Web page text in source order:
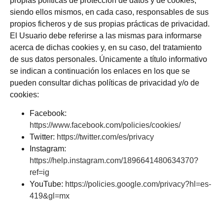
siendo ellos mismos, en cada caso, responsables de sus
propios ficheros y de sus propias prácticas de privacidad.
El Usuario debe referirse a las mismas para informarse
acerca de dichas cookies y, en su caso, del tratamiento
de sus datos personales. Únicamente a título informativo
se indican a continuación los enlaces en los que se
pueden consultar dichas políticas de privacidad y/o de
cookies:
Facebook:
https://www.facebook.com/policies/cookies/
Twitter: https://twitter.com/es/privacy
Instagram:
https://help.instagram.com/1896641480634370?
ref=ig
YouTube: https://policies.google.com/privacy?hl=es-
419&gl=mx